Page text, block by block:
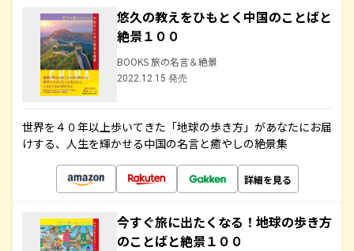
悠久の教えをひもとく中国のことばと
絶景１００
BOOKS 旅の名言＆絶景
2022.12.15 発売
世界を４０年以上歩いてきた「地球の歩き方」があなたにお届
けする、人生を輝かせる中国の名言と癒やしの絶景集
詳細を見る
今すぐ旅に出たくなる！地球の歩き方
のことばと絶景１００